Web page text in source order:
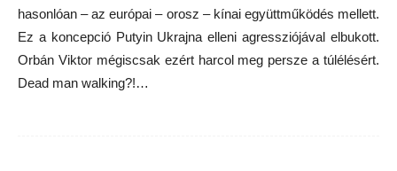
hasonlóan – az európai – orosz – kínai együttműködés mellett.
Ez a koncepció Putyin Ukrajna elleni agressziójával elbukott.
Orbán Viktor mégiscsak ezért harcol meg persze a túlélésért.
Dead man walking?!…